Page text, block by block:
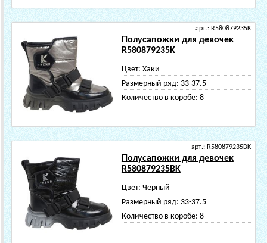
арт.: R580879235K
Полусапожки для девочек
R580879235K
Цвет: Хаки
Размерный ряд: 33-37.5
Количество в коробе: 8
арт.: R580879235BK
Полусапожки для девочек
R580879235BK
Цвет: Черный
Размерный ряд: 33-37.5
Количество в коробе: 8